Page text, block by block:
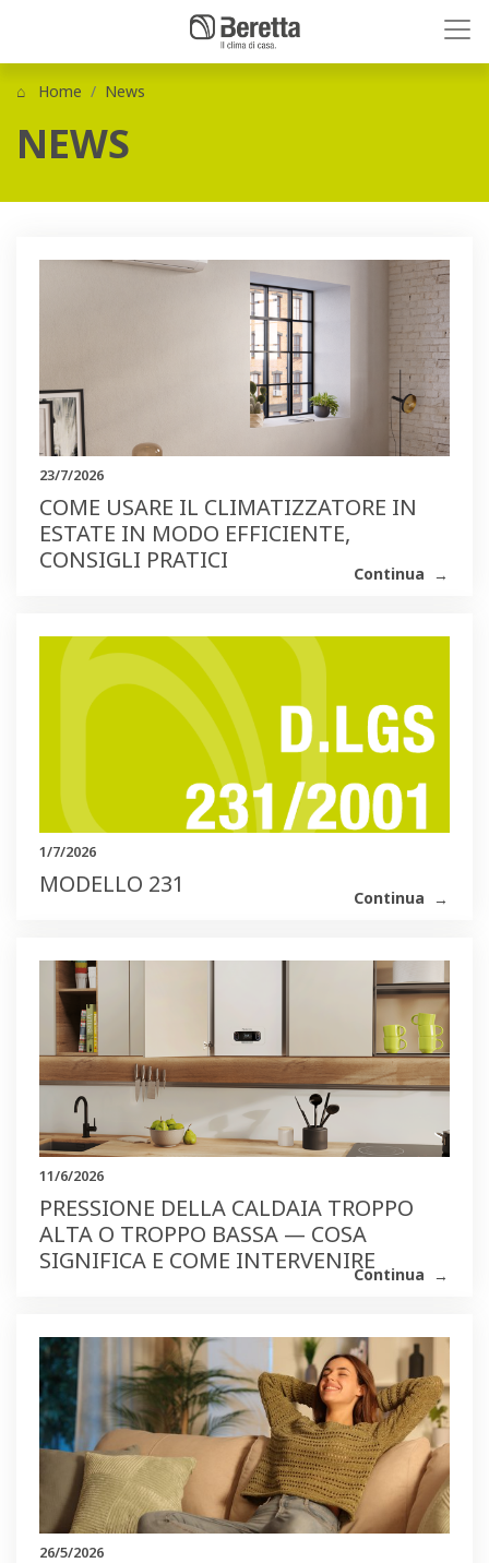
Home News
NEWS
23/7/2026
COME USARE IL CLIMATIZZATORE IN
ESTATE IN MODO EFFICIENTE,
CONSIGLI PRATICI
Continua
1/7/2026
MODELLO 231 Continua
11/6/2026
PRESSIONE DELLA CALDAIA TROPPO
ALTA O TROPPO BASSA — COSA
SIGNIFICA E COME INTERVENIREContinua
26/5/2026